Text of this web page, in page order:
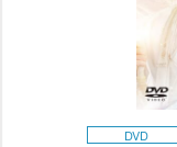
DVD